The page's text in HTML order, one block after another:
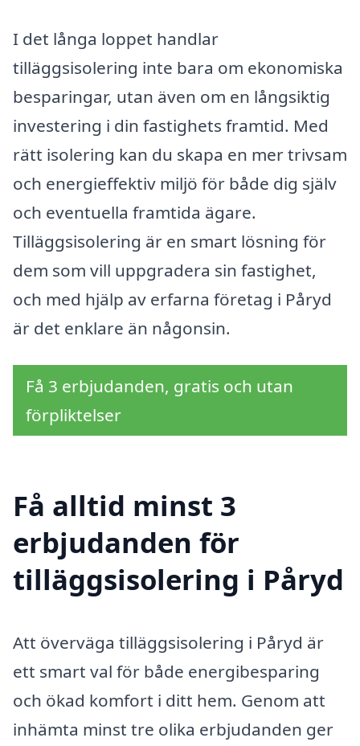
I det långa loppet handlar
tilläggsisolering inte bara om ekonomiska
besparingar, utan även om en långsiktig
investering i din fastighets framtid. Med
rätt isolering kan du skapa en mer trivsam
och energieffektiv miljö för både dig själv
och eventuella framtida ägare.
Tilläggsisolering är en smart lösning för
dem som vill uppgradera sin fastighet,
och med hjälp av erfarna företag i Påryd
är det enklare än någonsin.
Få 3 erbjudanden, gratis och utan
förpliktelser
Få alltid minst 3
erbjudanden för
tilläggsisolering i Påryd
Att överväga tilläggsisolering i Påryd är
ett smart val för både energibesparing
och ökad komfort i ditt hem. Genom att
inhämta minst tre olika erbjudanden ger